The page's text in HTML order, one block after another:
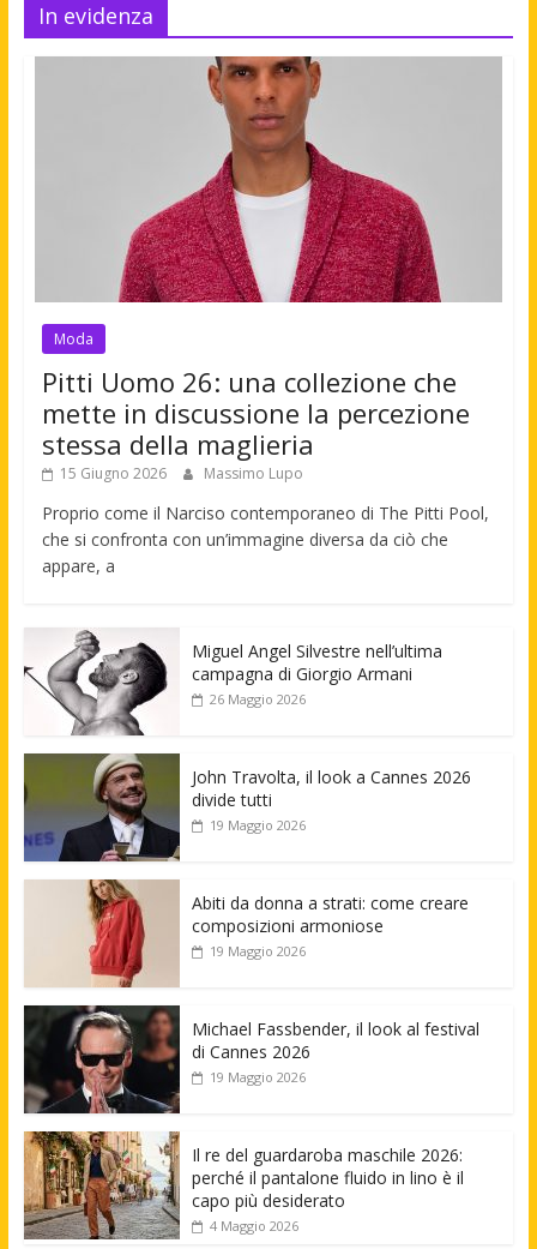
In evidenza
Moda
Pitti Uomo 26: una collezione che
mette in discussione la percezione
stessa della maglieria
15 Giugno 2026 Massimo Lupo
Proprio come il Narciso contemporaneo di The Pitti Pool,
che si confronta con un’immagine diversa da ciò che
appare, a
Miguel Angel Silvestre nell’ultima
campagna di Giorgio Armani
26 Maggio 2026
John Travolta, il look a Cannes 2026
divide tutti
19 Maggio 2026
Abiti da donna a strati: come creare
composizioni armoniose
19 Maggio 2026
Michael Fassbender, il look al festival
di Cannes 2026
19 Maggio 2026
Il re del guardaroba maschile 2026:
perché il pantalone fluido in lino è il
capo più desiderato
4 Maggio 2026